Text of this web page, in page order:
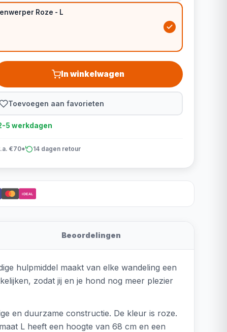
Roze - L
In winkelwagen
Toevoegen aan favorieten
5 werkdagen
€70* 14 dagen retour
iDEAL
Beoordelingen
hulpmiddel maakt van elke wandeling een
zodat jij en je hond nog meer plezier
en duurzame constructie. De kleur is roze.
L heeft een hoogte van 68 cm en een